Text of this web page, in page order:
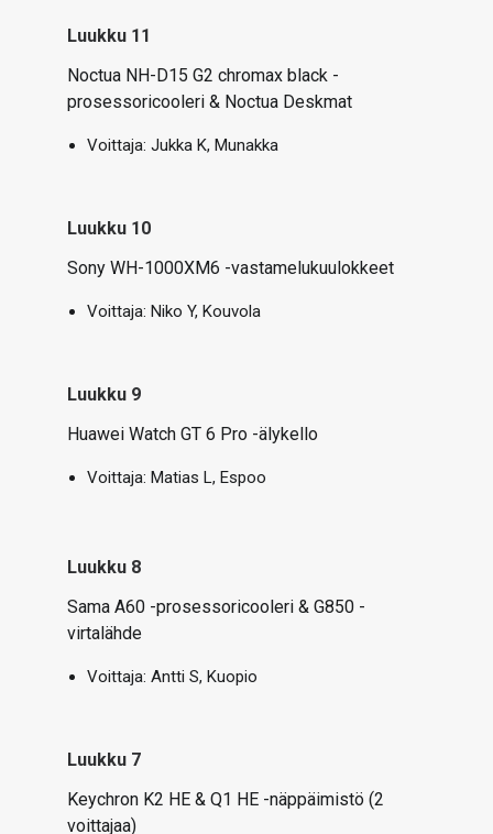
Luukku 11
Noctua NH-D15 G2 chromax black -
prosessoricooleri & Noctua Deskmat
Voittaja: Jukka K, Munakka
Luukku 10
Sony WH-1000XM6 -vastamelukuulokkeet
Voittaja: Niko Y, Kouvola
Luukku 9
Huawei Watch GT 6 Pro -älykello
Voittaja: Matias L, Espoo
Luukku 8
Sama A60 -prosessoricooleri & G850 -
virtalähde
Voittaja: Antti S, Kuopio
Luukku 7
Keychron K2 HE & Q1 HE -näppäimistö (2
voittajaa)